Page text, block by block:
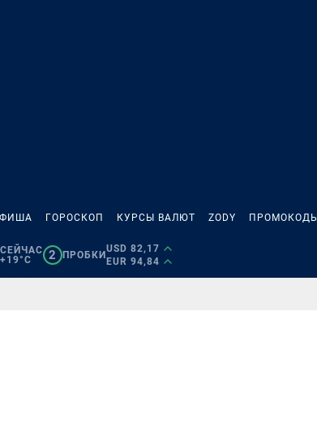
ГОРОСКОП КУРСЫ ВАЛЮТ ZODY ПРОМОКОДЫ
СЕЙЧАС
+19°C
2 ПРОБКИ
USD 82,17
EUR 94,84